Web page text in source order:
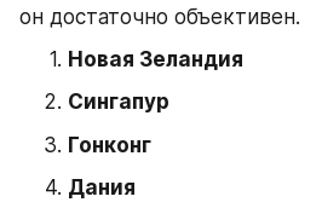
он достаточно объективен.
Новая Зеландия
Сингапур
Гонконг
Дания